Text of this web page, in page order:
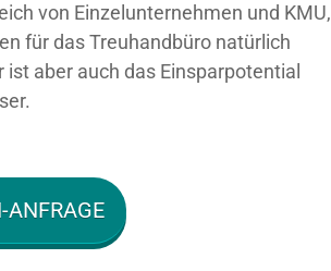
von Einzelunternehmen und KMU,
für das Treuhandbüro natürlich
ist aber auch das Einsparpotential
ANFRAGE